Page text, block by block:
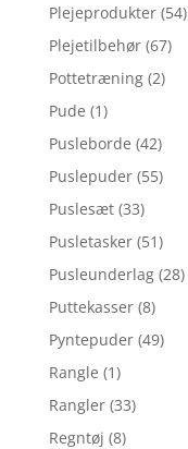
Plejeprodukter (54)
Plejetilbehør (67)
Pottetræning (2)
Pude (1)
Pusleborde (42)
Puslepuder (55)
Puslesæt (33)
Pusletasker (51)
Pusleunderlag (28)
Puttekasser (8)
Pyntepuder (49)
Rangle (1)
Rangler (33)
Regntøj (8)